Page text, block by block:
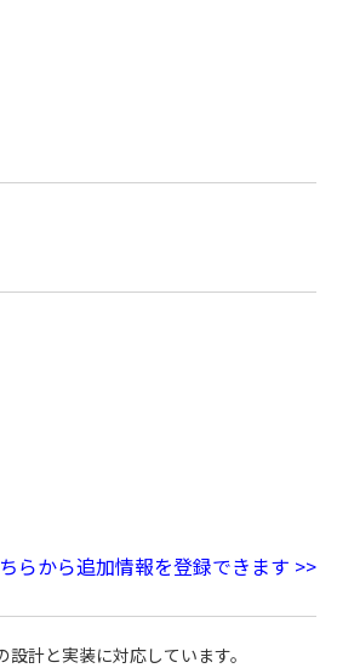
らから追加情報を登録できます >>
計と実装に対応しています。